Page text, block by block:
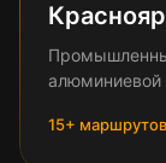
алюминиевой
15+ маршрутов